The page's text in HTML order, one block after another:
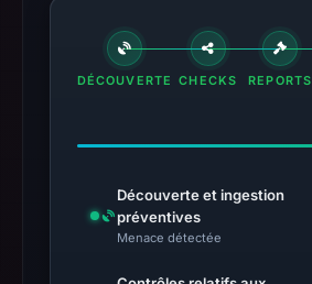
DÉCOUVERTE CHECKS REPORTS
Découverte et ingestion
préventives
Menace détectée